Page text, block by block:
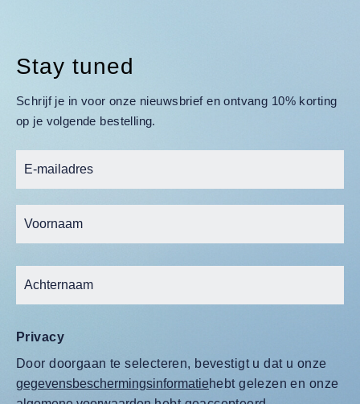
Stay tuned
Schrijf je in voor onze nieuwsbrief en ontvang 10% korting
op je volgende bestelling.
Privacy
Door doorgaan te selecteren, bevestigt u dat u onze
gegevensbeschermingsinformatiehebt gelezen en onze